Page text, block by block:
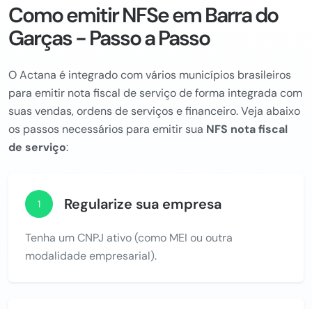
Como emitir NFSe em Barra do
Garças - Passo a Passo
O Actana é integrado com vários municípios brasileiros
para emitir nota fiscal de serviço de forma integrada com
suas vendas, ordens de serviços e financeiro. Veja abaixo
os passos necessários para emitir sua NFS nota fiscal
de serviço:
1 Regularize sua empresa
Tenha um CNPJ ativo (como MEI ou outra
modalidade empresarial).